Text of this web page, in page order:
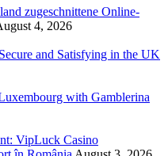
zugeschnittene Online-
4, 2026
and Satisfying in the UK
with Gamblerina
VipLuck Casino